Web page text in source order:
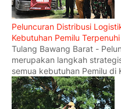
Peluncuran Distribusi
Kebutuhan Pemilu Terpenuhi
Tulang Bawang Barat -
merupakan langkah
semua kebutuhan Pemilu di